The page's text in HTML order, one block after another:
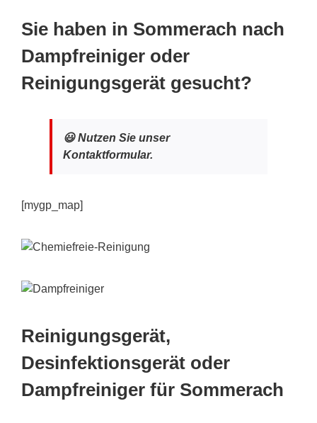
Sie haben in Sommerach nach
Dampfreiniger oder
Reinigungsgerät gesucht?
😃 Nutzen Sie unser
Kontaktformular.
[mygp_map]
Reinigungsgerät,
Desinfektionsgerät oder
Dampfreiniger für Sommerach